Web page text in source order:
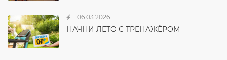
06.03.2026
НАЧНИ ЛЕТО С ТРЕНАЖЁРОМ